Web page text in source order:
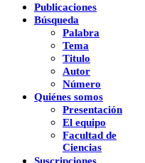
Publicaciones
Búsqueda
Palabra
Tema
Titulo
Autor
Número
Quiénes somos
Presentación
El equipo
Facultad de
Ciencias